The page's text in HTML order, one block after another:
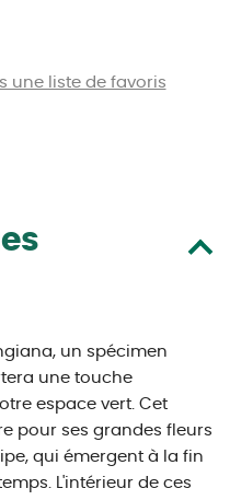
un spécimen
une touche
espace vert. Cet
pour ses grandes fleurs
qui émergent à la fin
L'intérieur de ces
une liste de favoris